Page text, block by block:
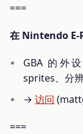
===
在 Nintendo E-
GBA 的外
sprites、分
→访问
===